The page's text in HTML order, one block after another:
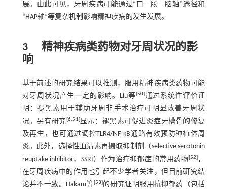
展。由此可见，牙周疾病可能通过“口—肠—脑轴”途径和
“HAP轴”等复杂机制影响精神疾病的发生发展。
3精神疾病类药物对牙周状况的影
响
基于前述的研究结果可以推测，服用精神疾病类药物可能
对牙周状况产生一定的影响。Liu等[50]通过系统性评价证
明：褪黑素用于辅助牙周非手术治疗可明显改善牙周状
况。另有研究[6,51]显示：褪黑素可促进炎症牙槽骨的修复
及再生，也可通过调控TLR4/NF‑κB通路有效预防种植体周
炎。此外，选择性血清素再摄取抑制剂（selective serotonin
reuptake inhibitor，SSRI）作为治疗抑郁症的常用药物[52]，
在牙周疾病中的作用也引起不少学者关注，但目前研究结
论并不一致。Hakam等[53]的研究证明服用抗抑郁药（包括